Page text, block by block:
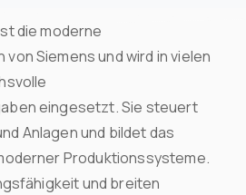
die moderne
Siemens und wird in vielen
eingesetzt. Sie steuert
Anlagen und bildet das
Produktionssysteme.
und breiten